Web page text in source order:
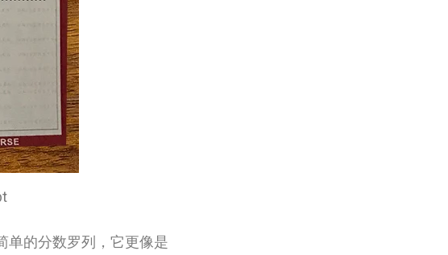
单的分数罗列，它更像是